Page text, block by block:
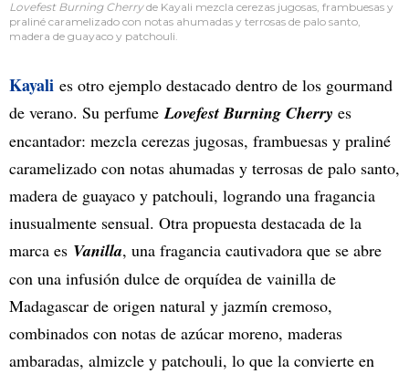
Lovefest Burning Cherryde Kayali mezcla cerezas jugosas, frambuesas y
praliné caramelizado con notas ahumadas y terrosas de palo santo,
madera de guayaco y patchouli.
Kayali es otro ejemplo destacado dentro de los gourmand
de verano. Su perfumeLovefest Burning Cherry es
encantador: mezcla cerezas jugosas, frambuesas y praliné
caramelizado con notas ahumadas y terrosas de palo santo,
madera de guayaco y patchouli, logrando una fragancia
inusualmente sensual. Otra propuesta destacada de la
marca es Vanilla, una fragancia cautivadora que se abre
con una infusión dulce de orquídea de vainilla de
Madagascar de origen natural y jazmín cremoso,
combinados con notas de azúcar moreno, maderas
ambaradas, almizcle y patchouli, lo que la convierte en